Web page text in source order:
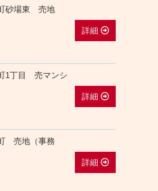
砂場東 売地
詳細
1丁目 売マンシ
詳細
売地（事務
詳細